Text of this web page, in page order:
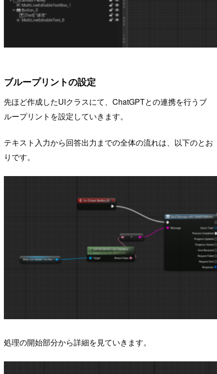
ブループリントの設定
先ほど作成したUIクラスにて、ChatGPTとの連携を行うブ
ループリントを設定していきます。
テキスト入力から回答出力までの全体の流れは、以下のとお
りです。
処理の開始部分から詳細を見ていきます。